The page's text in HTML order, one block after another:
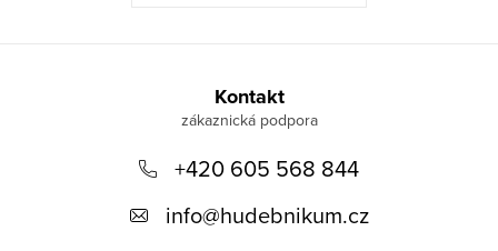
Kontakt
+420 605 568 844
info@hudebnikum.cz